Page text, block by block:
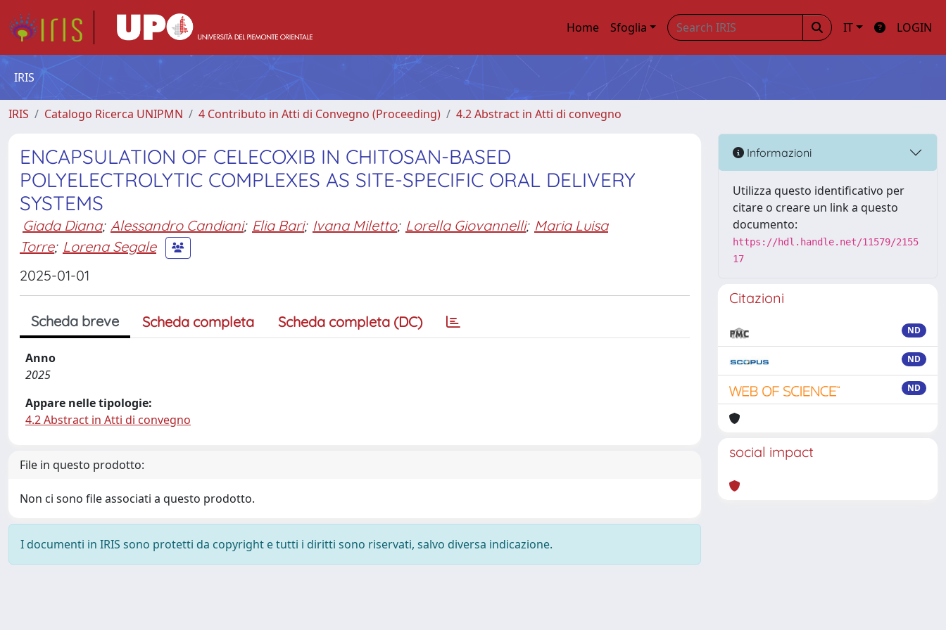
Home Sfoglia IT LOGIN
IRIS
IRIS Catalogo Ricerca UNIPMN 4 Contributo in Atti di Convegno (Proceeding) 4.2 Abstract in Atti di convegno
ENCAPSULATION OF CELECOXIB IN CHITOSAN-BASED
POLYELECTROLYTIC COMPLEXES AS SITE-SPECIFIC ORAL DELIVERY
SYSTEMS
Giada Diana; Alessandro Candiani; Elia Bari; Ivana Miletto; Lorella Giovannelli; Maria Luisa
Torre; Lorena Segale
2025-01-01
Scheda breve Scheda completa Scheda completa (DC)
Anno
2025
Appare nelle tipologie:
4.2 Abstract in Atti di convegno
File in questo prodotto:
Non ci sono file associati a questo prodotto.
I documenti in IRIS sono protetti da copyright e tutti i diritti sono riservati, salvo diversa indicazione.
Informazioni
Utilizza questo identificativo per
citare o creare un link a questo
documento:
https://hdl.handle.net/11579/2155
17
Citazioni
ND
ND
ND
social impact